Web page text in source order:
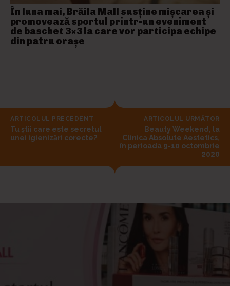
În luna mai, Brăila Mall susține mişcarea și
promovează sportul printr-un eveniment
de baschet 3×3 la care vor participa echipe
din patru orașe
ARTICOLUL PRECEDENT
Tu știi care este secretul
unei igienizări corecte?
ARTICOLUL URMĂTOR
Beauty Weekend, la
Clinica Absolute Aestetics,
în perioada 9-10 octombrie
2020